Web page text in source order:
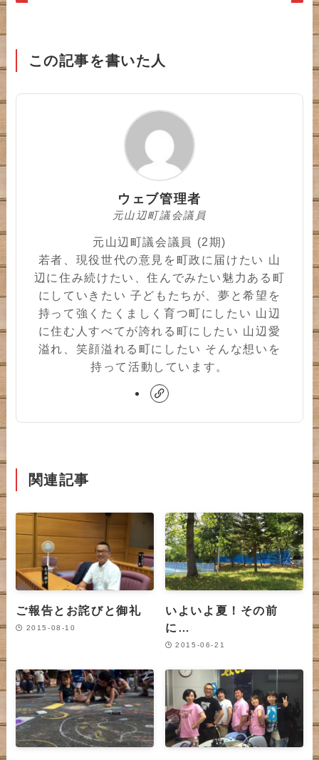
この記事を書いた人
ウェブ管理者
元山辺町議会議員
元山辺町議会議員 (2期)
若者、現役世代の意見を町政に届けたい 山
辺に住み続けたい、住んでみたい魅力ある町
にしていきたい 子どもたちが、夢と希望を
持って強くたくましく育つ町にしたい 山辺
に住む人すべてが誇れる町にしたい 山辺愛
溢れ、笑顔溢れる町にしたい そんな想いを
持って活動しています。
関連記事
ご報告とお詫びと御礼
2015-08-10
いよいよ夏！その前
に…
2015-06-21